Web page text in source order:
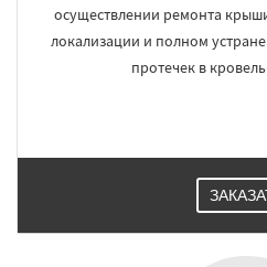
осуществлении ремонта
локализации и полном
протечек в